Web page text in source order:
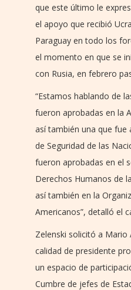
que este último le
el apoyo que recibió
Paraguay en todo los
el momento en que se
con Rusia, en febrero
“Estamos hablando de
fueron aprobadas en la
así también una que fue
de Seguridad de las
fueron aprobadas en el
Derechos Humanos de
así también en la
Americanos”, detalló el
Zelenski solicitó a Mario
calidad de presidente
un espacio de
Cumbre de jefes de